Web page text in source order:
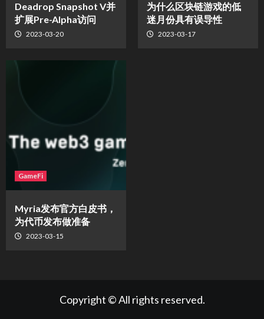
Deadrop Snapshot V并
扩展Pre-Alpha访问
2023-03-20
为什么区块链游戏的低
迷月份具有误导性
2023-03-17
GameFi
Myria发布官方白皮书，
为代币发布做准备
2023-03-15
Copyright © All rights reserved.